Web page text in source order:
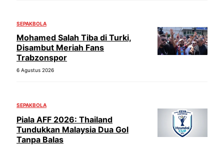
SEPAKBOLA
Mohamed Salah Tiba di Turki,
Disambut Meriah Fans
Trabzonspor
6 Agustus 2026
SEPAKBOLA
Piala AFF 2026: Thailand
Tundukkan Malaysia Dua Gol
Tanpa Balas